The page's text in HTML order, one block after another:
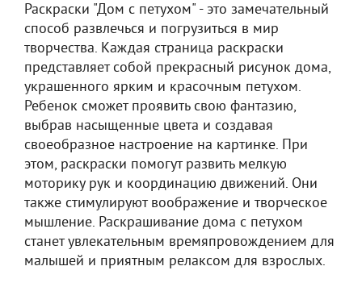
Раскраски "Дом с петухом" - это замечательный
способ развлечься и погрузиться в мир
творчества. Каждая страница раскраски
представляет собой прекрасный рисунок дома,
украшенного ярким и красочным петухом.
Ребенок сможет проявить свою фантазию,
выбрав насыщенные цвета и создавая
своеобразное настроение на картинке. При
этом, раскраски помогут развить мелкую
моторику рук и координацию движений. Они
также стимулируют воображение и творческое
мышление. Раскрашивание дома с петухом
станет увлекательным времяпровождением для
малышей и приятным релаксом для взрослых.